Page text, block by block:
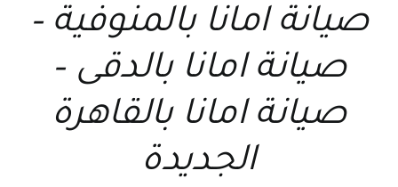
صيانة امانا بالمنوفية –
صيانة امانا بالدقى –
صيانة امانا بالقاهرة
الجديدة